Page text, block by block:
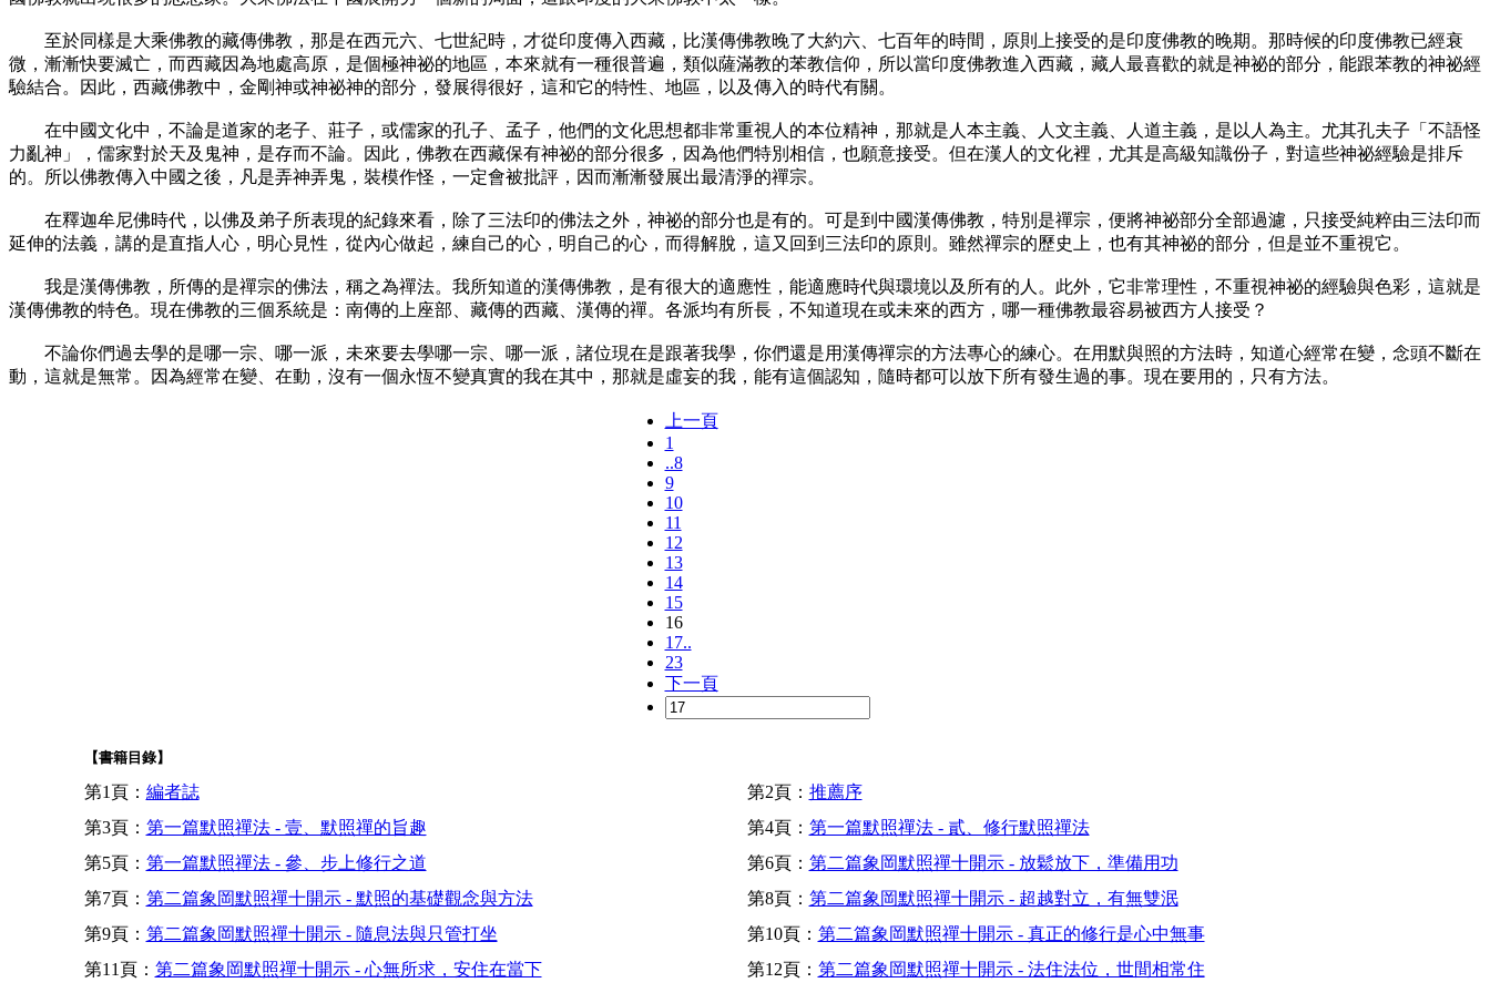
至於同樣是大乘佛教的藏傳佛教，那是在西元六、七世紀時，才從印度傳入西藏，比漢傳佛教晚了大約六、七百年的時間，原則上接受的是印度佛教的晚期。那時候的印度佛教已經衰
微，漸漸快要滅亡，而西藏因為地處高原，是個極神祕的地區，本來就有一種很普遍，類似薩滿教的苯教信仰，所以當印度佛教進入西藏，藏人最喜歡的就是神祕的部分，能跟苯教的神祕經
驗結合。因此，西藏佛教中，金剛神或神祕神的部分，發展得很好，這和它的特性、地區，以及傳入的時代有關。
在中國文化中，不論是道家的老子、莊子，或儒家的孔子、孟子，他們的文化思想都非常重視人的本位精神，那就是人本主義、人文主義、人道主義，是以人為主。尤其孔夫子「不語怪
力亂神」，儒家對於天及鬼神，是存而不論。因此，佛教在西藏保有神祕的部分很多，因為他們特別相信，也願意接受。但在漢人的文化裡，尤其是高級知識份子，對這些神祕經驗是排斥
的。所以佛教傳入中國之後，凡是弄神弄鬼，裝模作怪，一定會被批評，因而漸漸發展出最清淨的禪宗。
在釋迦牟尼佛時代，以佛及弟子所表現的紀錄來看，除了三法印的佛法之外，神祕的部分也是有的。可是到中國漢傳佛教，特別是禪宗，便將神祕部分全部過濾，只接受純粹由三法印而
延伸的法義，講的是直指人心，明心見性，從內心做起，練自己的心，明自己的心，而得解脫，這又回到三法印的原則。雖然禪宗的歷史上，也有其神祕的部分，但是並不重視它。
我是漢傳佛教，所傳的是禪宗的佛法，稱之為禪法。我所知道的漢傳佛教，是有很大的適應性，能適應時代與環境以及所有的人。此外，它非常理性，不重視神祕的經驗與色彩，這就是
漢傳佛教的特色。現在佛教的三個系統是：南傳的上座部、藏傳的西藏、漢傳的禪。各派均有所長，不知道現在或未來的西方，哪一種佛教最容易被西方人接受？
不論你們過去學的是哪一宗、哪一派，未來要去學哪一宗、哪一派，諸位現在是跟著我學，你們還是用漢傳禪宗的方法專心的練心。在用默與照的方法時，知道心經常在變，念頭不斷在
動，這就是無常。因為經常在變、在動，沒有一個永恆不變真實的我在其中，那就是虛妄的我，能有這個認知，隨時都可以放下所有發生過的事。現在要用的，只有方法。
上一頁
1
..8
9
10
11
12
13
14
15
16
17..
23
下一頁
【書籍目錄】
第1頁： 編者誌 第2頁： 推薦序
第3頁： 第一篇默照禪法 - 壹、默照禪的旨趣 第4頁： 第一篇默照禪法 - 貳、修行默照禪法
第5頁： 第一篇默照禪法 - 參、步上修行之道 第6頁： 第二篇象岡默照禪十開示 - 放鬆放下，準備用功
第7頁： 第二篇象岡默照禪十開示 - 默照的基礎觀念與方法 第8頁： 第二篇象岡默照禪十開示 - 超越對立，有無雙泯
第9頁： 第二篇象岡默照禪十開示 - 隨息法與只管打坐 第10頁： 第二篇象岡默照禪十開示 - 真正的修行是心中無事
第11頁： 第二篇象岡默照禪十開示 - 心無所求，安住在當下 第12頁： 第二篇象岡默照禪十開示 - 法住法位，世間相常住